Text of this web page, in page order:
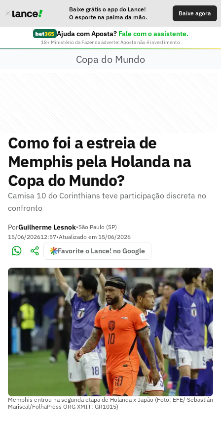
Baixe grátis o app do Lance!
O esporte na palma da mão.
Baixe agora
Ajuda com Aposta? Fale com o assistente.
18+ Ministério da Fazenda adverte: Aposta não é investimento
Copa do Mundo
Como foi a estreia de
Memphis pela Holanda na
Copa do Mundo?
Camisa 10 do Corinthians teve participação discreta no
confronto
PorGuilherme Lesnok•São Paulo (SP)
15/06/202612:57•Atualizado em 15/06/2026
Favorite o Lance! no Google
Memphis entrou na segunda etapa de Holanda x Japão (Foto: EFE/ Sebastián
Mariscal/FolhaPress ORG XMIT: GR1015)